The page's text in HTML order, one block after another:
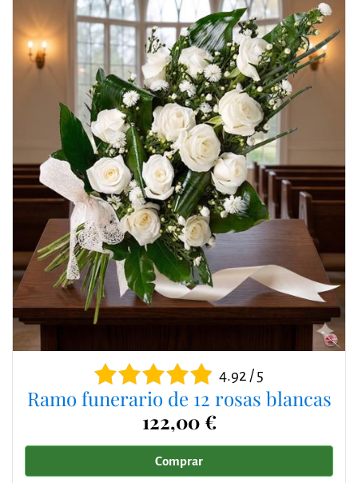
4.92 / 5
Ramo funerario de 12 rosas blancas
122,00 €
Comprar